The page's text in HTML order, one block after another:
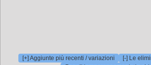
[+] Aggiunte più recenti / variazioni
[-] Le